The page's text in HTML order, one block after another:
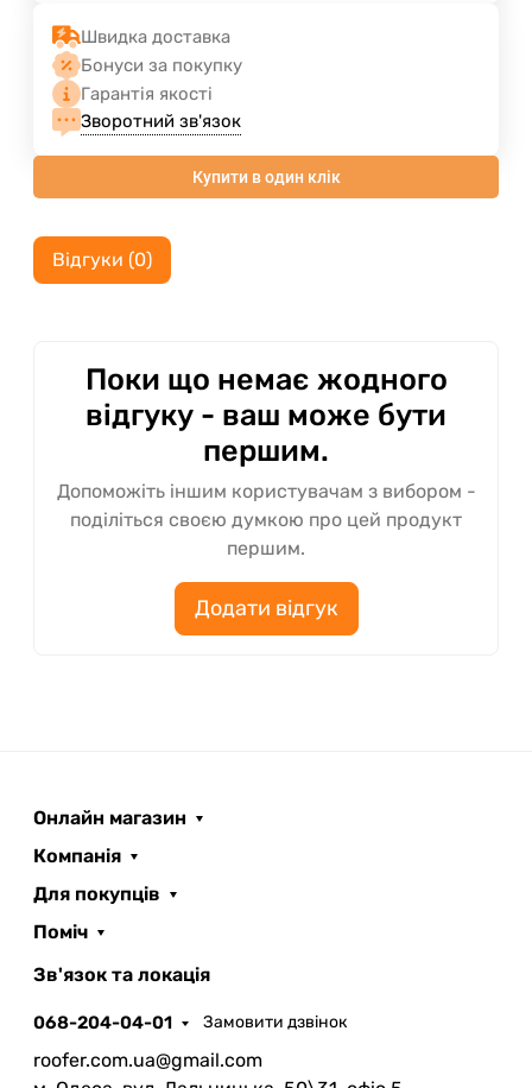
Швидка доставка
Бонуси за покупку
Гарантія якості
Зворотний зв'язок
Купити в один клік
Відгуки (0)
Поки що немає жодного
відгуку - ваш може бути
першим.
Допоможіть іншим користувачам з вибором -
поділіться своєю думкою про цей продукт
першим.
Додати відгук
Онлайн магазин
Компанія
Для покупців
Поміч
Зв'язок та локація
068-204-04-01 Замовити дзвінок
roofer.com.ua@gmail.com
AI помічник